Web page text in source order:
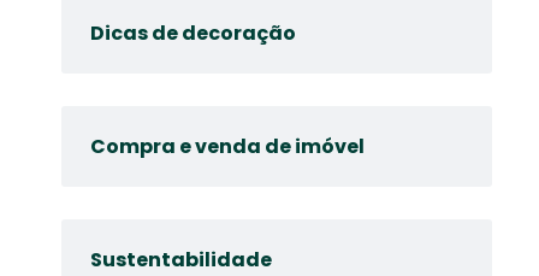
Dicas de decoração
Compra e venda de imóvel
Sustentabilidade